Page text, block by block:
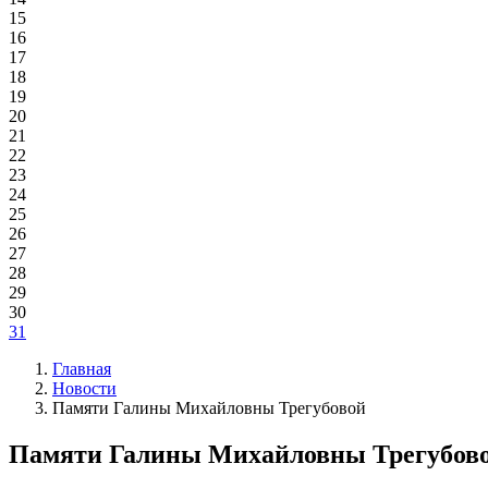
15
16
17
18
19
20
21
22
23
24
25
26
27
28
29
30
31
Главная
Новости
Памяти Галины Михайловны Трегубовой
Памяти Галины Михайловны